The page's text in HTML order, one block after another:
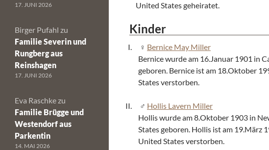
United States geheiratet.
Kinder
Bernice May Miller
Bernice wurde am 16.Januar 1901 in
geboren. Bernice ist am 18.Oktober
States verstorben.
Hollis Lavern Miller
Hollis wurde am 8.Oktober 1903 in
States geboren. Hollis ist am 19.März
United States verstorben.
17. JUNI 2026
Birger Pufahl zu
Familie Severin und
Rungberg aus
Reinshagen
17. JUNI 2026
Eva Raschke zu
Familie Brügge und
Westendorf aus
Parkentin
14. MAI 2026